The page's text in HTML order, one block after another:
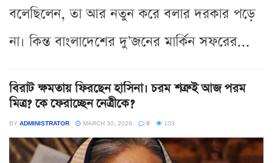
বলেছিলেন, তা আর নতুন করে বলার দরকার পড়ে
না। কিন্ত বাংলাদেশের দু’জনের মার্কিন সফরের...
বিরাট ক্ষমতায় ফিরছেন হাসিনা। চরম শত্রুই আজ পরম
মিত্র? কে ফেরাচ্ছেন নেত্রীকে?
BY ADMINISTRATOR MARCH 30, 2026 0 103